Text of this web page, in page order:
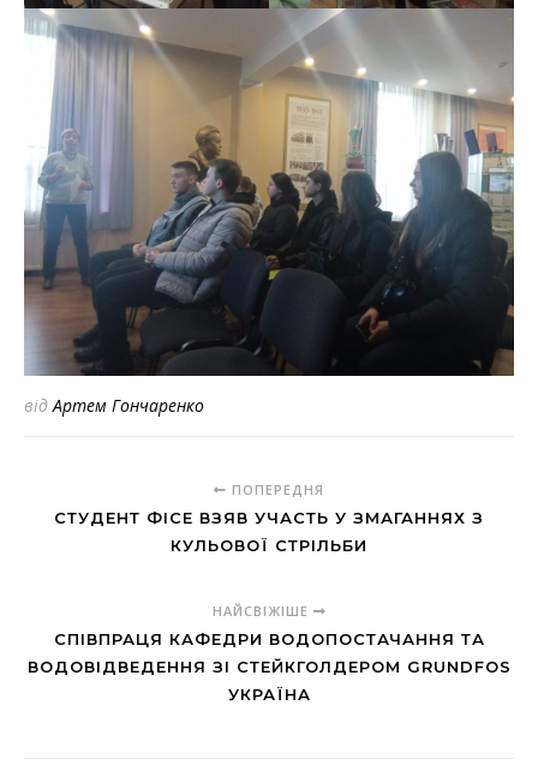
відАртем Гончаренко
ПОПЕРЕДНЯ
СТУДЕНТ ФІСЕ ВЗЯВ УЧАСТЬ У ЗМАГАННЯХ З
КУЛЬОВОЇ СТРІЛЬБИ
НАЙСВІЖІШЕ
СПІВПРАЦЯ КАФЕДРИ ВОДОПОСТАЧАННЯ ТА
ВОДОВІДВЕДЕННЯ ЗІ СТЕЙКГОЛДЕРОМ GRUNDFOS
УКРАЇНА